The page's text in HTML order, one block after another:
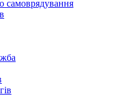
самоврядування